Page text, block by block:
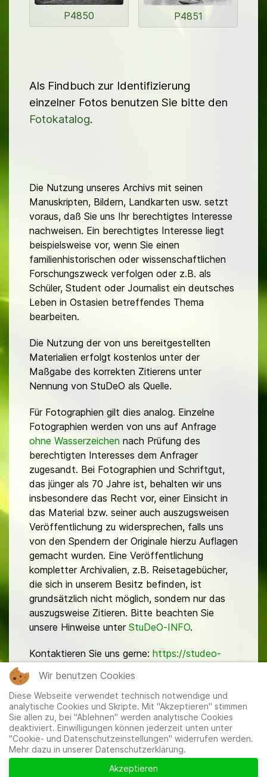
P4850 P4851
Als Findbuch zur Identifizierung
einzelner Fotos benutzen Sie bitte den
Fotokatalog.
Die Nutzung unseres Archivs mit seinen
Manuskripten, Bildern, Landkarten usw. setzt
voraus, daß Sie uns Ihr berechtigtes Interesse
nachweisen. Ein berechtigtes Interesse liegt
beispielsweise vor, wenn Sie einen
familienhistorischen oder wissenschaftlichen
Forschungszweck verfolgen oder z.B. als
Schüler, Student oder Journalist ein deutsches
Leben in Ostasien betreffendes Thema
bearbeiten.
Die Nutzung der von uns bereitgestellten
Materialien erfolgt kostenlos unter der
Maßgabe des korrekten Zitierens unter
Nennung von StuDeO als Quelle.
Für Fotographien gilt dies analog. Einzelne
Fotographien werden von uns auf Anfrage
ohne Wasserzeichen nach Prüfung des
berechtigten Interesses dem Anfrager
zugesandt. Bei Fotographien und Schriftgut,
das jünger als 70 Jahre ist, behalten wir uns
insbesondere das Recht vor, einer Einsicht in
das Material bzw. seiner auch auszugsweisen
Veröffentlichung zu widersprechen, falls uns
von den Spendern der Originale hierzu Auflagen
gemacht wurden. Eine Veröffentlichung
kompletter Archivalien, z.B. Reisetagebücher,
die sich in unserem Besitz befinden, ist
grundsätzlich nicht möglich, sondern nur das
auszugsweise Zitieren. Bitte beachten Sie
unsere Hinweise unter StuDeO-INFO.
Kontaktieren Sie uns gerne: https://studeo-
Mitglieder|Impressum|Datenschutzerklärung|Cookie-
und Datenschutzeinstellungen
Wir benutzen Cookies
Diese Webseite verwendet technisch notwendige und
analytische Cookies und Skripte. Mit "Akzeptieren" stimmen
Sie allen zu, bei "Ablehnen" werden analytische Cookies
deaktiviert. Einwilligungen können jederzeit unten unter
"Cookie- und Datenschutzeinstellungen" widerrufen werden.
Mehr dazu in unserer Datenschutzerklärung.
Akzeptieren